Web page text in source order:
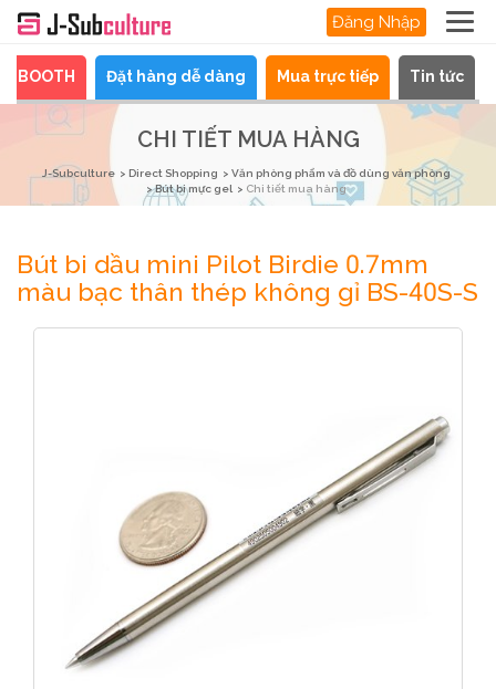
Đăng Nhập
BOOTH Đặt hàng dễ dàng Mua trực tiếp Tin tức
CHI TIẾT MUA HÀNG
J-Subculture Direct Shopping
Văn phòng phẩm và đồ dùng văn phòng
Bút bi mực gel
Chi tiết mua hàng
Bút bi dầu mini Pilot Birdie 0.7mm
màu bạc thân thép không gỉ BS-40S-S